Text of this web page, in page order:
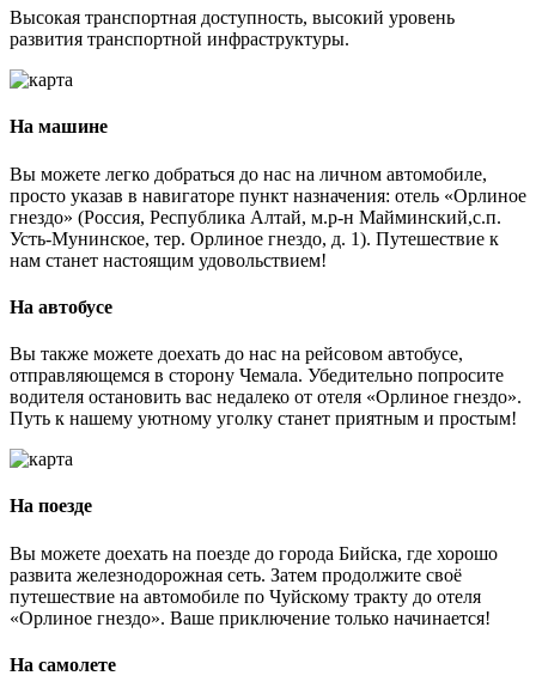
Высокая транспортная доступность, высокий уровень
развития транспортной инфраструктуры.
На машине
Вы можете легко добраться до нас на личном автомобиле,
просто указав в навигаторе пункт назначения: отель «Орлиное
гнездо» (Россия, Республика Алтай, м.р-н Майминский,с.п.
Усть-Мунинское, тер. Орлиное гнездо, д. 1). Путешествие к
нам станет настоящим удовольствием!
На автобусе
Вы также можете доехать до нас на рейсовом автобусе,
отправляющемся в сторону Чемала. Убедительно попросите
водителя остановить вас недалеко от отеля «Орлиное гнездо».
Путь к нашему уютному уголку станет приятным и простым!
На поезде
Вы можете доехать на поезде до города Бийска, где хорошо
развита железнодорожная сеть. Затем продолжите своё
путешествие на автомобиле по Чуйскому тракту до отеля
«Орлиное гнездо». Ваше приключение только начинается!
На самолете